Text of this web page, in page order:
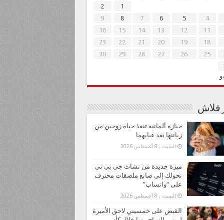
1
2
4
5
6
7
8
9
11
12
13
14
15
16
18
19
20
21
22
23
25
26
27
28
29
30
فلاش
خبازة ألمانية تنقذ حياة زوجين من
زبائنها بعد غيابهما
السبت , 8 أغسطس 2026
ميزة جديدة من تشات جي بي تي
تحولك إلى صانع ملصقات محترف
على “واتساب”
السبت , 8 أغسطس 2026
القبض على خمسيني لاحق الأميرة